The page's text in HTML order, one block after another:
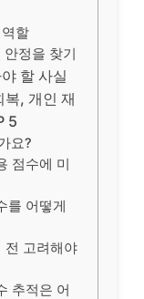
할
정을 찾기
할 사실
복, 개인 재
5
요?
점수에 미
를 어떻게
전 고려해야
추적은 어